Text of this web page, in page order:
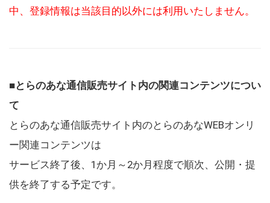
中、登録情報は当該目的以外には利用いたしません。
■とらのあな通信販売サイト内の関連コンテンツについ
て
とらのあな通信販売サイト内のとらのあなWEBオンリ
ー関連コンテンツは
サービス終了後、1か月～2か月程度で順次、公開・提
供を終了する予定です。